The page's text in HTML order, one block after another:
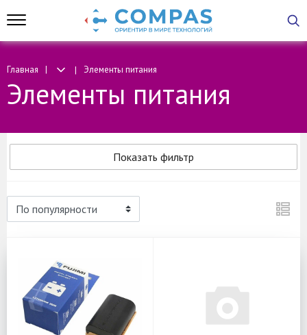
Главная Элементы питания
Элементы питания
Показать фильтр